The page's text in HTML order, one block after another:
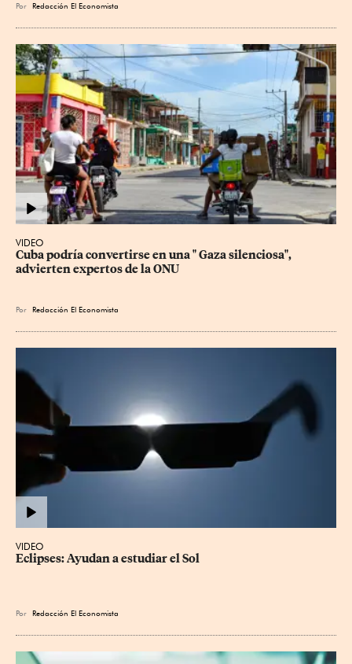
Por Redacción El Economista
VIDEO
Cuba podría convertirse en una " Gaza silenciosa",
advierten expertos de la ONU
Por Redacción El Economista
VIDEO
Eclipses: Ayudan a estudiar el Sol
Por Redacción El Economista